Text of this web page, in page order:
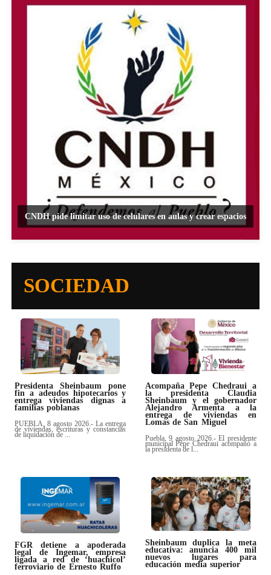
CNDH pide limitar uso de celulares en aulas y crear espacios
SOCIEDAD
Presidenta Sheinbaum pone
fin a adeudos hipotecarios y
entrega viviendas dignas a
familias poblanas
PUEBLA, 8 agosto 2026.- La entrega
de viviendas, escrituras y constancias
de liquidación de ...
Acompaña Pepe Chedraui a
la presidenta Claudia
Sheinbaum y el gobernador
Alejandro Armenta a la
entrega de viviendas en
Lomas de San Miguel
Puebla, 9 agosto 2026.- El presidente
municipal Pepe Chedraui acompañó a
la presidenta de l...
FGR detiene a apoderada
legal de Ingemar, empresa
ligada a red de ‘huachicol’
ferroviario de Ernesto Ruffo
Sheinbaum duplica la meta
educativa: anuncia 400 mil
nuevos lugares para
educación media superior